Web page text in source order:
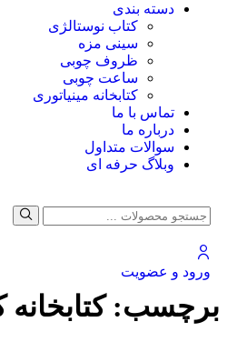
دسته بندی
کتاب نوستالژی
سینی مزه
ظروف چوبی
ساعت چوبی
کتابخانه مینیاتوری
تماس با ما
درباره ما
سوالات متداول
وبلاگ حرفه ای
ورود و عضویت
برچسب: